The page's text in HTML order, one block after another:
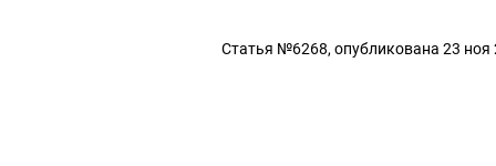
Статья №6268, опубликована 23 ноя